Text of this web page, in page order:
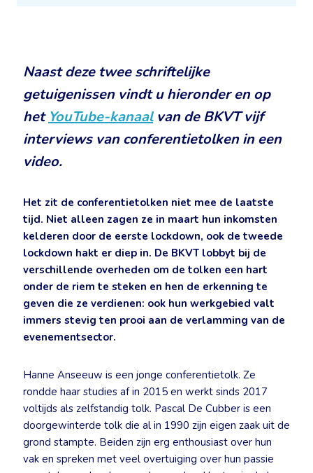
Naast deze twee schriftelijke
getuigenissen vindt u hieronder en op
het YouTube-kanaalvan de BKVT vijf
interviews van conferentietolken in een
video.
Het zit de conferentietolken niet mee de laatste
tijd. Niet alleen zagen ze in maart hun inkomsten
kelderen door de eerste lockdown, ook de tweede
lockdown hakt er diep in. De BKVT lobbyt bij de
verschillende overheden om de tolken een hart
onder de riem te steken en hen de erkenning te
geven die ze verdienen: ook hun werkgebied valt
immers stevig ten prooi aan de verlamming van de
evenementsector.
Hanne Anseeuw is een jonge conferentietolk. Ze
rondde haar studies af in 2015 en werkt sinds 2017
voltijds als zelfstandig tolk. Pascal De Cubber is een
doorgewinterde tolk die al in 1990 zijn eigen zaak uit de
grond stampte. Beiden zijn erg enthousiast over hun
vak en spreken met veel overtuiging over hun passie